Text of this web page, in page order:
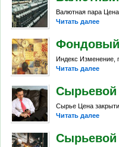
Валютная пара
Читать далее
Фондовый
Индекс Изменение,
Читать далее
Сырьевой
Сырье Цена
Читать далее
Сырьевой